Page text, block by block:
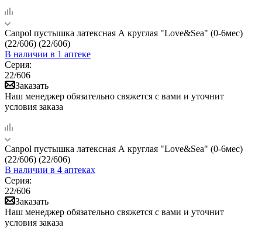
Canpol пустышка латексная А круглая "Love&Sea" (0-6мес)
(22/606) (22/606)
В наличии в 1 аптеке
Серия:
22/606
Заказать
Наш менеджер обязательно свяжется с вами и уточнит
условия заказа
Canpol пустышка латексная А круглая "Love&Sea" (0-6мес)
(22/606) (22/606)
В наличии в 4 аптеках
Серия:
22/606
Заказать
Наш менеджер обязательно свяжется с вами и уточнит
условия заказа